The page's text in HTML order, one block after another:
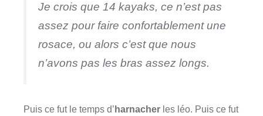
Je crois que 14 kayaks, ce n’est pas
assez pour faire confortablement une
rosace, ou alors c’est que nous
n’avons pas les bras assez longs.
Puis ce fut le temps d’ harnacher les léo. Puis ce fut